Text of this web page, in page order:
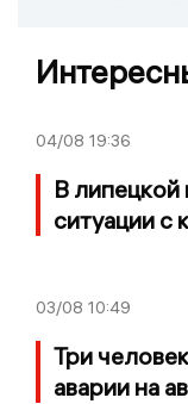
04/08 19:36
В
ситуации с
03/08 10:49
Три
аварии на